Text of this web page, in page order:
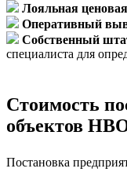
Лояльная
Оперативный
Собственный
специалиста для
Стоимость
объектов
Постановка